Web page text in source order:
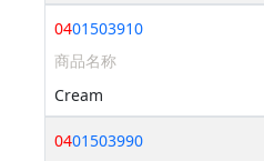
0401503910
商品名称
Cream
0401503990